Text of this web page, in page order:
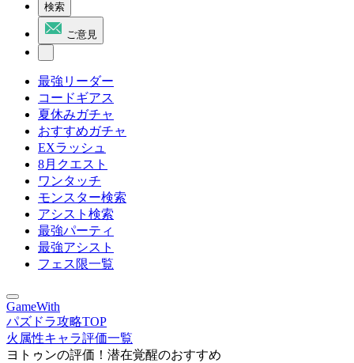
検索
ご意見
最強リーダー
コードギアス
夏休みガチャ
おすすめガチャ
EXラッシュ
8月クエスト
ワンタッチ
モンスター検索
アシスト検索
最強パーティ
最強アシスト
フェス限一覧
GameWith
パズドラ攻略TOP
火属性キャラ評価一覧
ヨトゥンの評価！潜在覚醒のおすすめ